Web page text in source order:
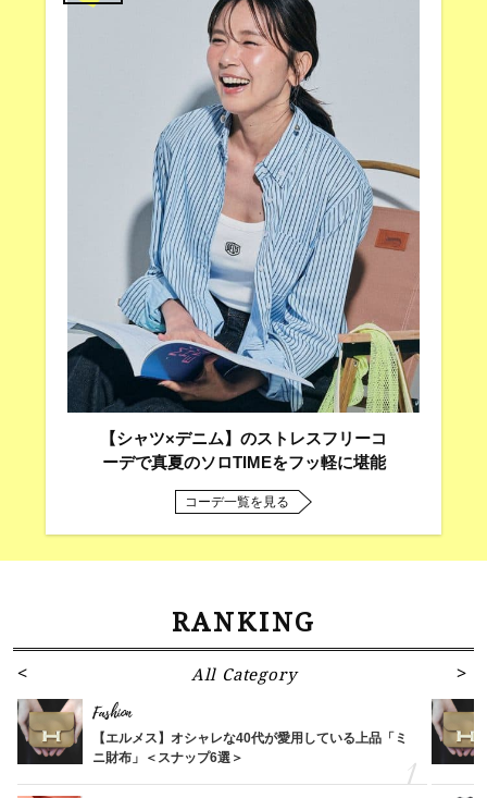
【シャツ×デニム】のストレスフリーコ
ーデで真夏のソロTIMEをフッ軽に堪能
コーデ一覧を見る
RANKING
All Category
Fashion
【エルメス】オシャレな40代が愛用している上品「ミ
ニ財布」＜スナップ6選＞